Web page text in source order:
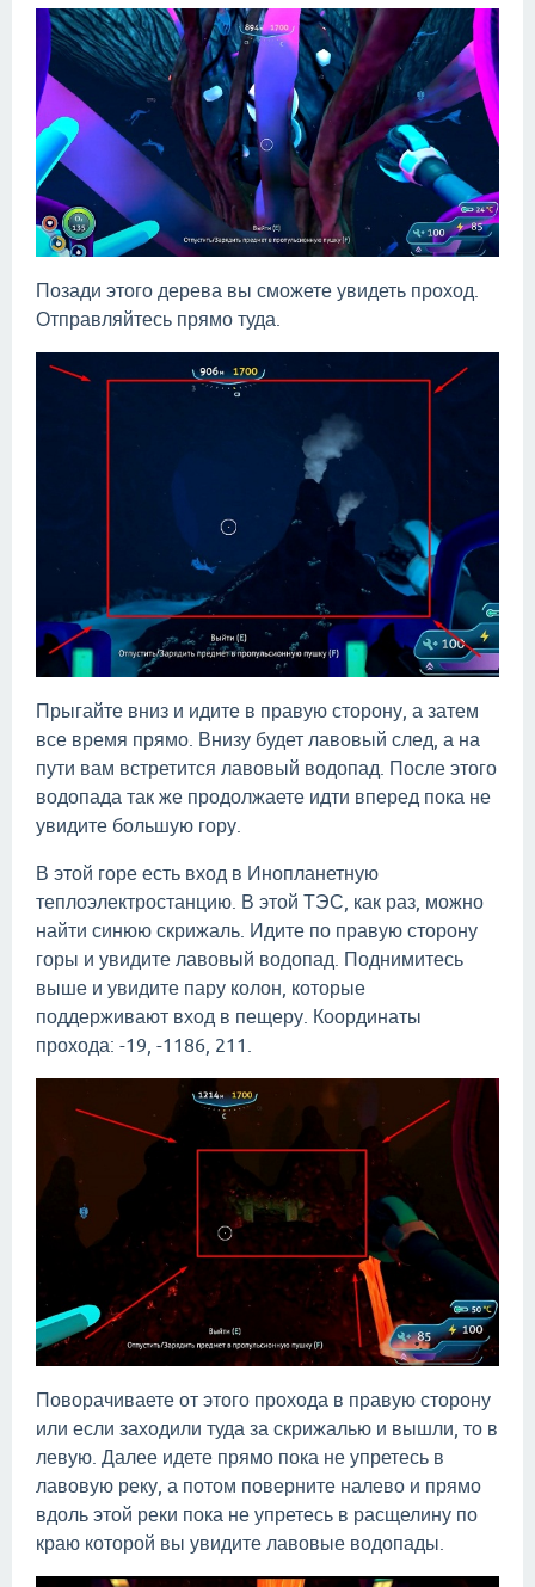
Позади этого дерева вы сможете увидеть проход.
Отправляйтесь прямо туда.
Прыгайте вниз и идите в правую сторону, а затем
все время прямо. Внизу будет лавовый след, а на
пути вам встретится лавовый водопад. После этого
водопада так же продолжаете идти вперед пока не
увидите большую гору.
В этой горе есть вход в Инопланетную
теплоэлектростанцию. В этой ТЭС, как раз, можно
найти синюю скрижаль. Идите по правую сторону
горы и увидите лавовый водопад. Поднимитесь
выше и увидите пару колон, которые
поддерживают вход в пещеру. Координаты
прохода: -19, -1186, 211.
Поворачиваете от этого прохода в правую сторону
или если заходили туда за скрижалью и вышли, то в
левую. Далее идете прямо пока не упретесь в
лавовую реку, а потом поверните налево и прямо
вдоль этой реки пока не упретесь в расщелину по
краю которой вы увидите лавовые водопады.